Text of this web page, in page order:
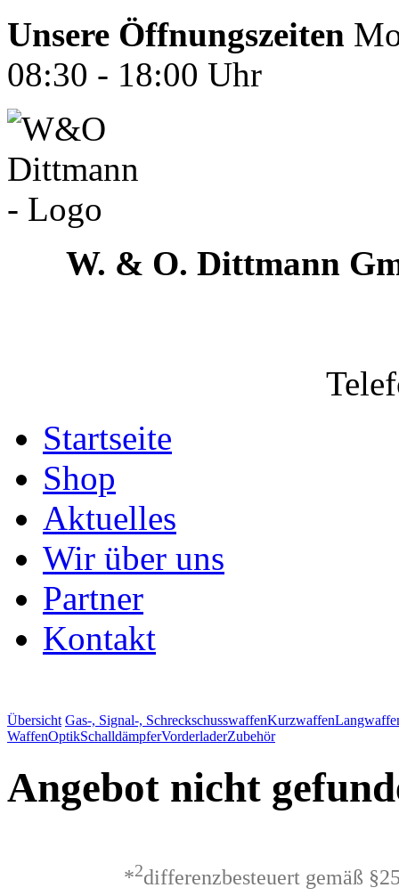
Unsere Öffnungszeiten
08:30 - 18:00 Uhr
W. & O. Dittmann
Startseite
Shop
Aktuelles
Wir über uns
Partner
Kontakt
Übersicht Gas-, Signal-, SchreckschusswaffenKurzwaffen
WaffenOptikSchalldämpferVorderladerZubehör
Angebot nicht
*2differenzbesteuert gemäß